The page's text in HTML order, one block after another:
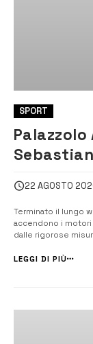
SPORT
Palazzolo
22 AGOSTO
Terminato il lungo
accendono i motori
dalle rigorose
una rapida
LEGGI DI PIÙ